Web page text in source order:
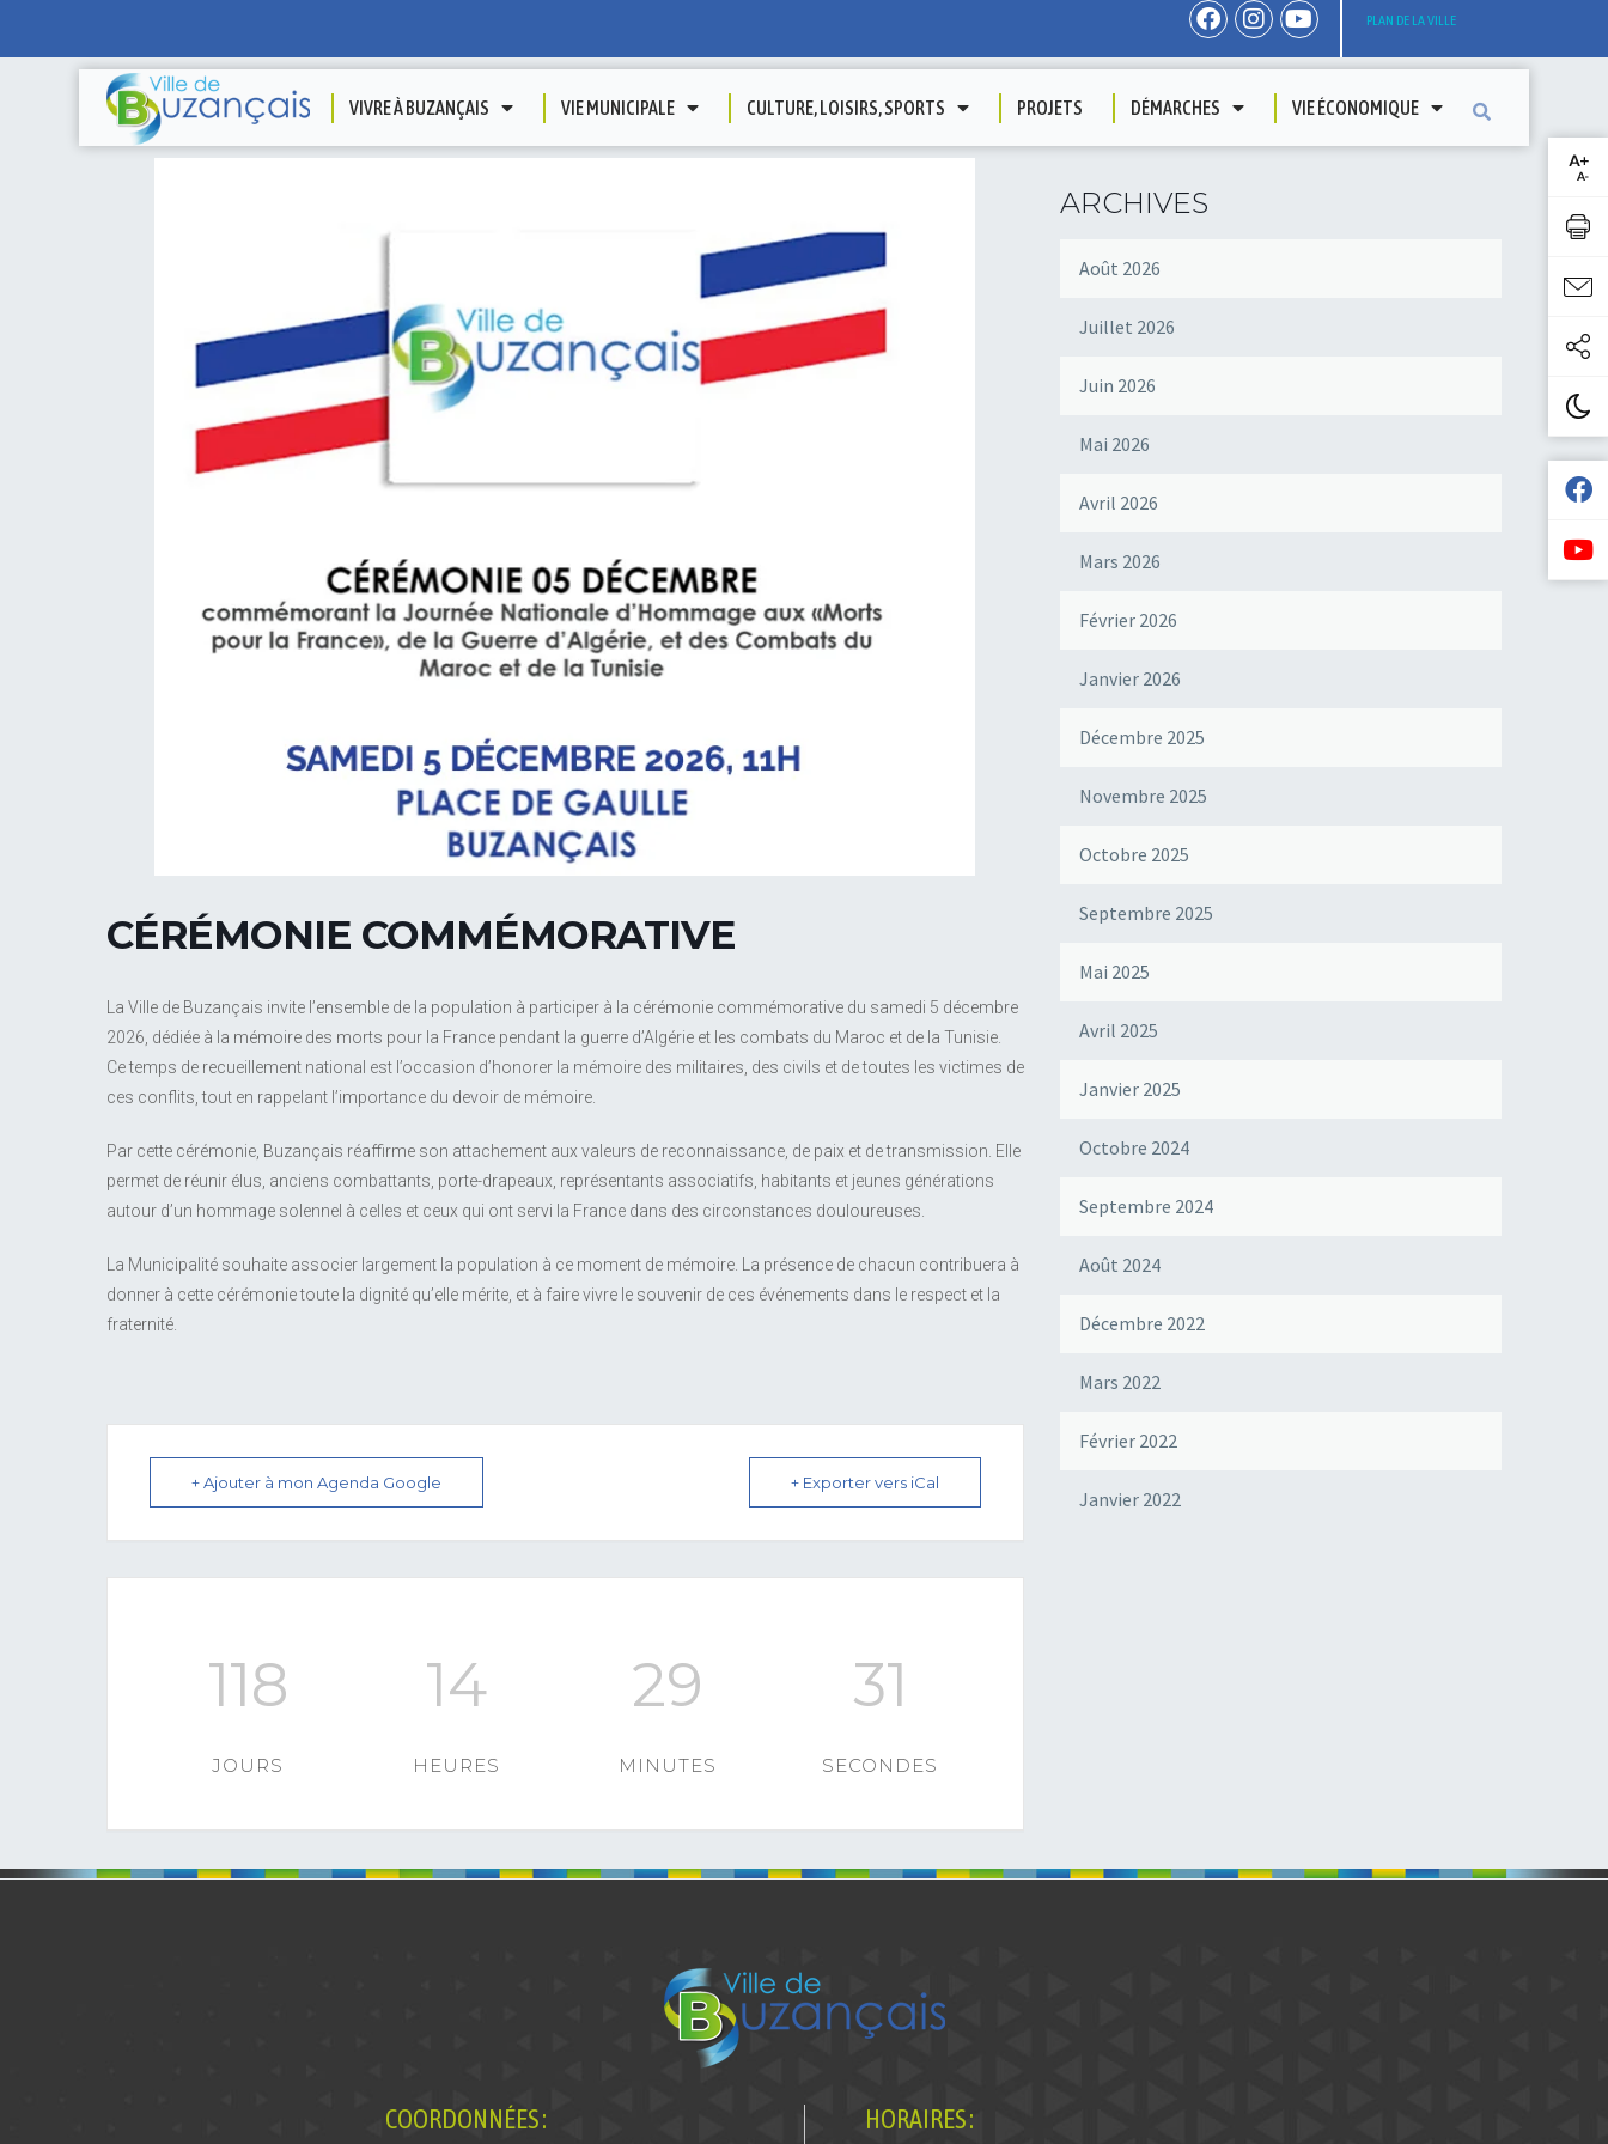
PLAN DE LA VILLE
VIVRE À BUZANÇAIS VIE MUNICIPALE CULTURE, LOISIRS, SPORTS PROJETS DÉMARCHES VIE ÉCONOMIQUE
CÉRÉMONIE COMMÉMORATIVE
La Ville de Buzançais invite l’ensemble de la population à participer à la cérémonie commémorative du samedi 5 décembre
2026, dédiée à la mémoire des morts pour la France pendant la guerre d’Algérie et les combats du Maroc et de la Tunisie.
Ce temps de recueillement national est l’occasion d’honorer la mémoire des militaires, des civils et de toutes les victimes de
ces conflits, tout en rappelant l’importance du devoir de mémoire.
Par cette cérémonie, Buzançais réaffirme son attachement aux valeurs de reconnaissance, de paix et de transmission. Elle
permet de réunir élus, anciens combattants, porte-drapeaux, représentants associatifs, habitants et jeunes générations
autour d’un hommage solennel à celles et ceux qui ont servi la France dans des circonstances douloureuses.
La Municipalité souhaite associer largement la population à ce moment de mémoire. La présence de chacun contribuera à
donner à cette cérémonie toute la dignité qu’elle mérite, et à faire vivre le souvenir de ces événements dans le respect et la
fraternité.
+ Ajouter à mon Agenda Google + Exporter vers iCal
118
JOURS
14
HEURES
29
MINUTES
30
SECONDES
ARCHIVES
Août 2026
Juillet 2026
Juin 2026
Mai 2026
Avril 2026
Mars 2026
Février 2026
Janvier 2026
Décembre 2025
Novembre 2025
Octobre 2025
Septembre 2025
Mai 2025
Avril 2025
Janvier 2025
Octobre 2024
Septembre 2024
Août 2024
Décembre 2022
Mars 2022
Février 2022
Janvier 2022
COORDONNÉES : HORAIRES :